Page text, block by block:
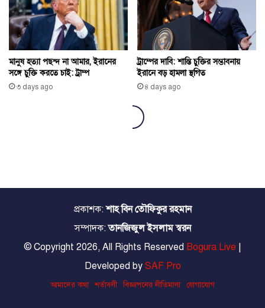
প্রকাশক:শাহ বিন তৌফিকুর রহমান
সম্পাদক:তানজিজুল ইসলাম স্বরন
© Copyright 2026, All Rights Reserved Bogura Live
Developed by SAF Pro
আমাদের কথা শর্তাবলী বিজ্ঞাপনের নীতিমালা যোগাযোগ